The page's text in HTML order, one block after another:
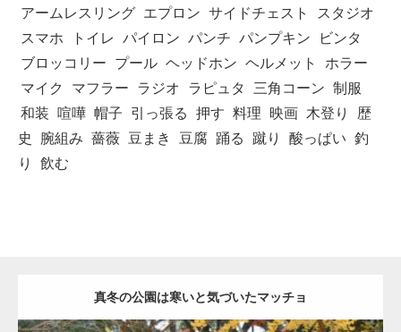
アームレスリング エプロン サイドチェスト
スタジオ
スマホ
トイレ パイロン パンチ パンプキン
ビンタ
ブロッコリー
プール ヘッドホン ヘルメット
ホラー
マイク
マフラー ラジオ ラピュタ 三角コーン 制服
和装
喧嘩 帽子 引っ張る 押す 料理 映画 木登り
歴
史
腕組み 薔薇 豆まき 豆腐 踊る 蹴り 酸っぱい 釣
り
飲む
真冬の公園は寒いと気づいたマッチョ